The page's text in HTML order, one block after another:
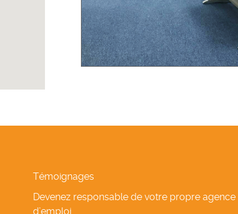
Témoignages
Devenez responsable de votre propre agence
d’emploi